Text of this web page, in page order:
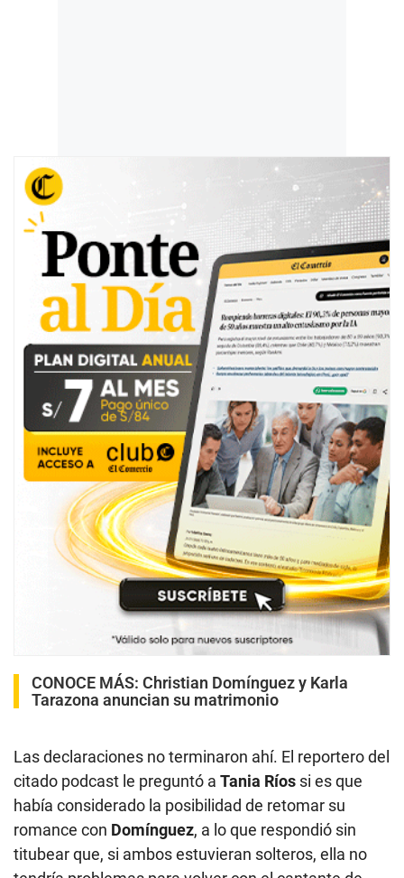
CONOCE MÁS: Christian Domínguez y Karla
Tarazona anuncian su matrimonio
Las declaraciones no terminaron ahí. El reportero del
citado podcast le preguntó a Tania Ríos si es que
había considerado la posibilidad de retomar su
romance con Domínguez, a lo que respondió sin
titubear que, si ambos estuvieran solteros, ella no